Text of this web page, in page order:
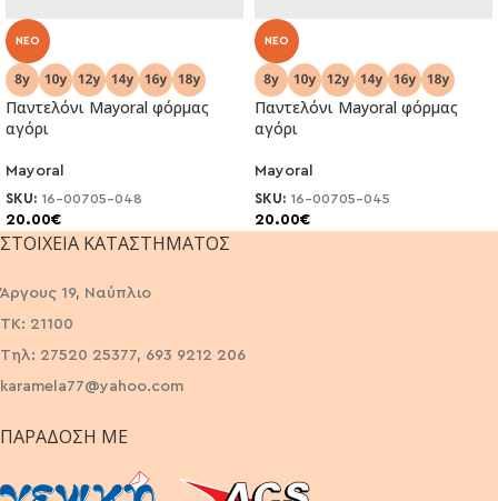
NEO
Παντελόνι Mayoral φόρμας
αγόρι
Mayoral
SKU: 16-00705-048
20.00€
NEO
Παντελόνι Mayoral φόρμας
αγόρι
Mayoral
SKU: 16-00705-045
20.00€
ΣΤΟΙΧΕΊΑ ΚΑΤΑΣΤΉΜΑΤΟΣ
Άργους 19, Ναύπλιο
ΤΚ: 21100
Τηλ: 27520 25377, 693 9212 206
karamela77@yahoo.com
ΠΑΡΆΔΟΣΗ ΜΕ